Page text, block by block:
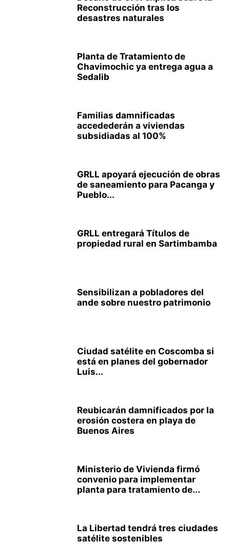
Reconstrucción tras los
desastres naturales
Planta de Tratamiento de
Chavimochic ya entrega agua a
Sedalib
Familias damnificadas
accedederán a viviendas
subsidiadas al 100%
GRLL apoyará ejecución de obras
de saneamiento para Pacanga y
Pueblo...
GRLL entregará Títulos de
propiedad rural en Sartimbamba
Sensibilizan a pobladores del
ande sobre nuestro patrimonio
Ciudad satélite en Coscomba si
está en planes del gobernador
Luis...
Reubicarán damnificados por la
erosión costera en playa de
Buenos Aires
Ministerio de Vivienda firmó
convenio para implementar
planta para tratamiento de...
La Libertad tendrá tres ciudades
satélite sostenibles